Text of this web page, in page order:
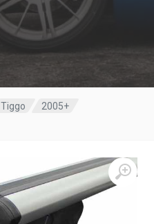
Tiggo 2005+